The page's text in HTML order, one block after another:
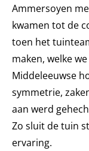
Ammersoyen
kwamen tot de
toen het
maken, welke
Middeleeuwse
symmetrie,
aan werd
Zo sluit de tuin
ervaring.